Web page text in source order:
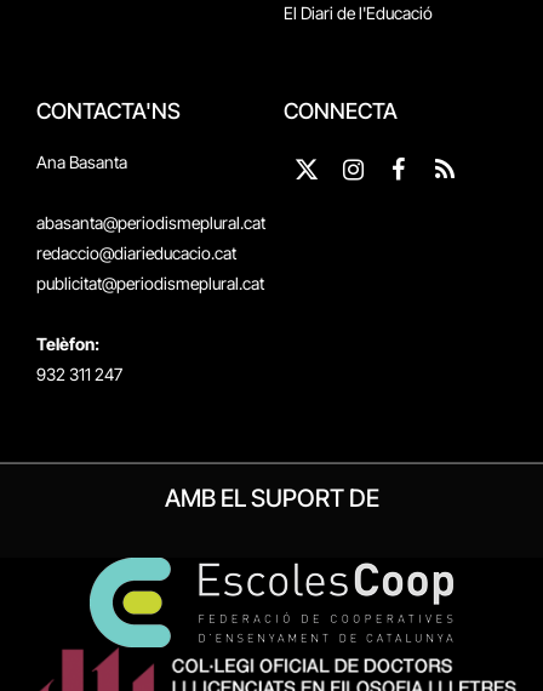
El Diari de l'Educació
CONTACTA'NS
Ana Basanta
abasanta@periodismeplural.cat
redaccio@diarieducacio.cat
publicitat@periodismeplural.cat
Telèfon:
932 311 247
CONNECTA
X
Instagram
Facebook
RSS
AMB EL SUPORT DE